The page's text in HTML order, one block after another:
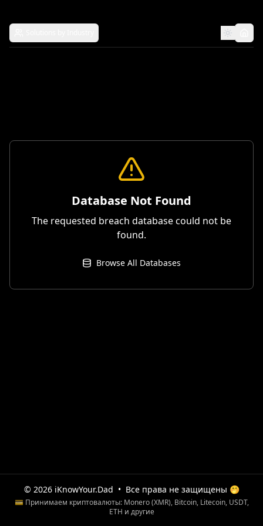
Database Not Found
The requested breach database could not be
found.
Browse All Databases
© 2026 iKnowYour.Dad • Все права не защищены 🤭
💳 Принимаем криптовалюты: Monero (XMR), Bitcoin, Litecoin, USDT,
ETH и другие